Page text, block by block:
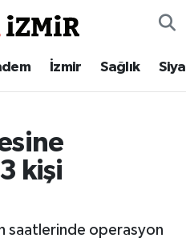
İzmir Sağlık
kişi
saatlerinde operasyon
Haritası
ve Fikstür